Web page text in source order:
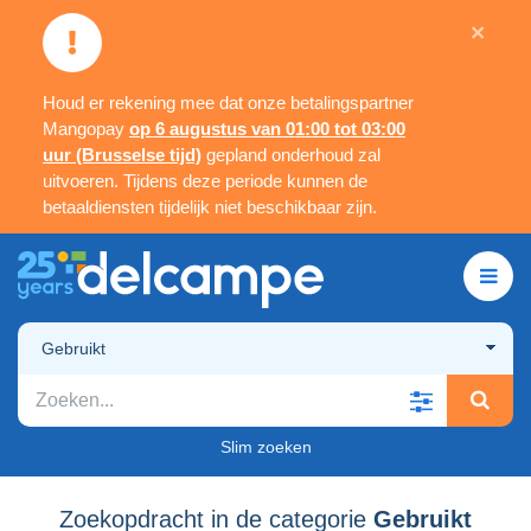
Houd er rekening mee dat onze betalingspartner
Mangopay op 6 augustus van 01:00 tot 03:00
uur (Brusselse tijd) gepland onderhoud zal
uitvoeren. Tijdens deze periode kunnen de
betaaldiensten tijdelijk niet beschikbaar zijn.
×
Gebruikt
Slim zoeken
Zoekopdracht in de categorie Gebruikt